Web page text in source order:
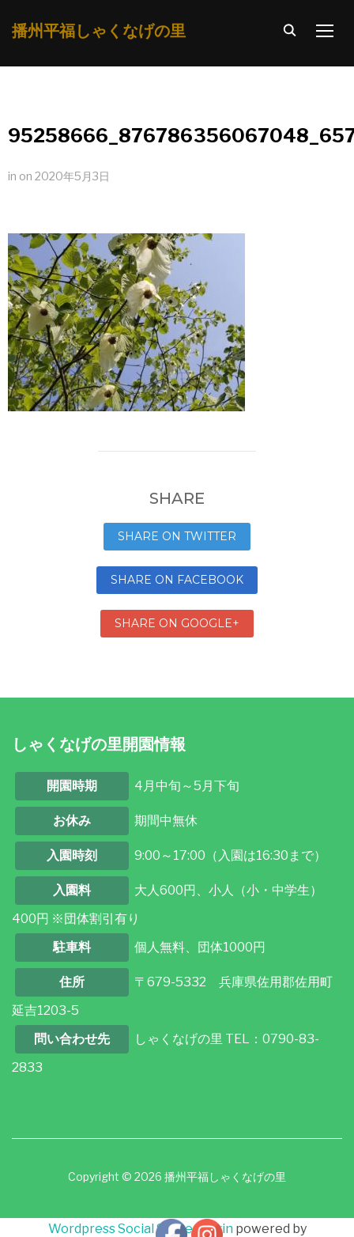
播州平福しゃくなげの里
in on 2020年5月3日
SHARE
SHARE ON TWITTER
SHARE ON FACEBOOK
SHARE ON GOOGLE+
しゃくなげの里開園情報
開園時期 4月中旬～5月下旬
お休み 期間中無休
入園時刻 9:00～17:00（入園は16:30まで）
入園料
大人600円、小人（小・中学生）
400円 ※団体割引有り
駐車料
個人無料、団体1000円
住所
〒679-5332 兵庫県佐用郡佐用町
延吉1203-5
問い合わせ先
しゃくなげの里 TEL：0790-83-
2833
Copyright © 2026 播州平福しゃくなげの里
Wordpress Social Share Plugin powered by